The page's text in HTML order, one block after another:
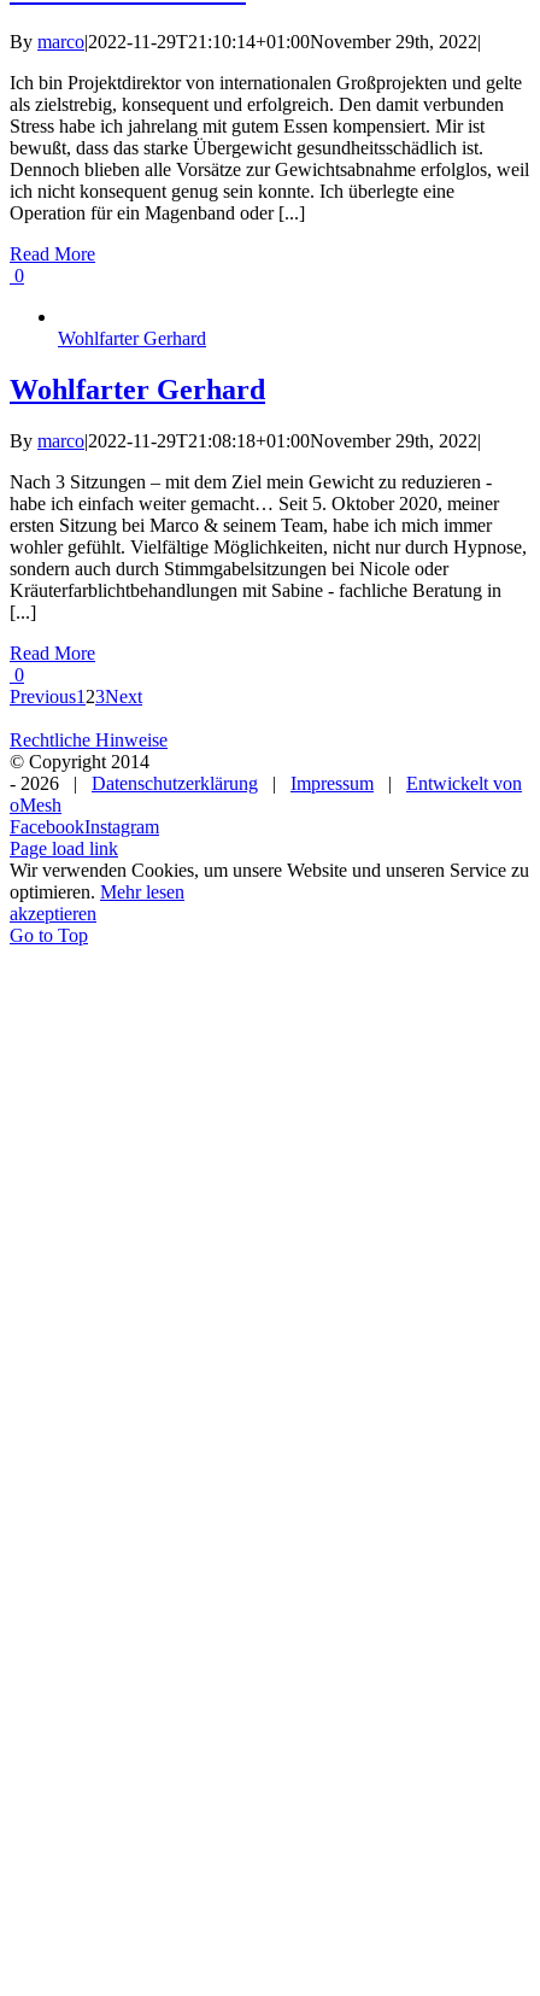
By marco|2022-11-29T21:10:14+01:00November 29th, 2022|
Ich bin Projektdirektor von internationalen Großprojekten und gelte
als zielstrebig, konsequent und erfolgreich. Den damit verbunden
Stress habe ich jahrelang mit gutem Essen kompensiert. Mir ist
bewußt, dass das starke Übergewicht gesundheitsschädlich ist.
Dennoch blieben alle Vorsätze zur Gewichtsabnahme erfolglos, weil
ich nicht konsequent genug sein konnte. Ich überlegte eine
Operation für ein Magenband oder [...]
Read More
0
Wohlfarter Gerhard
Wohlfarter Gerhard
By marco|2022-11-29T21:08:18+01:00November 29th, 2022|
Nach 3 Sitzungen – mit dem Ziel mein Gewicht zu reduzieren -
habe ich einfach weiter gemacht… Seit 5. Oktober 2020, meiner
ersten Sitzung bei Marco & seinem Team, habe ich mich immer
wohler gefühlt. Vielfältige Möglichkeiten, nicht nur durch Hypnose,
sondern auch durch Stimmgabelsitzungen bei Nicole oder
Kräuterfarblichtbehandlungen mit Sabine - fachliche Beratung in
[...]
Read More
0
Previous1 23Next
Rechtliche Hinweise
© Copyright 2014
- 2026 | Datenschutzerklärung | Impressum | Entwickelt von
oMesh
FacebookInstagram
Page load link
Wir verwenden Cookies, um unsere Website und unseren Service zu
optimieren. Mehr lesen
akzeptieren
Go to Top